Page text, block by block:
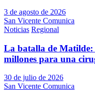
3 de agosto de 2026
San Vicente Comunica
Noticias Regional
La batalla de
millones para una
30 de julio de 2026
San Vicente Comunica